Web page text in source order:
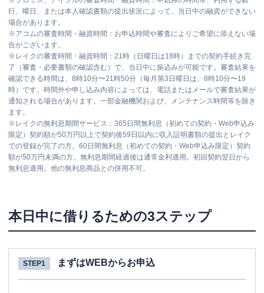
行、曜日、または本人確認書類の提出状況によって、当日中の融資ができない
場合があります。
※アコムの審査時間・融資時間：お申込時間や審査によりご希望に添えない場
合がございます。
※ レイクの審査時間・融資時間：21時（日曜日は18時）までの契約手続き完
了（審査・必要書類の確認含む）で、当日中に振込みが可能です。審査結果を
確認できる時間は、8時10分〜21時50分（毎月第3日曜日は、8時10分〜19
時）です。時間外や申し込み内容によっては、電話またはメールで審査結果が
通知される場合があります。一部金融機関および、メンテナンス時間等を除き
ます。
※ レイクの無利息期間サービス：365日間無利息（初めての契約・Web申込み
限定）契約額が50万円以上で契約後59日以内に収入証明書類の提出とレイク
での登録が完了の方。60日間無利息（初めての契約・Web申込み限定）契約
額が50万円未満の方。無利息期間経過後は通常金利適用。初回契約翌日から
無利息適用。他の無利息商品との併用不可。
本日中に借りるための3ステップ
STEP1 まずはWEBからお申込